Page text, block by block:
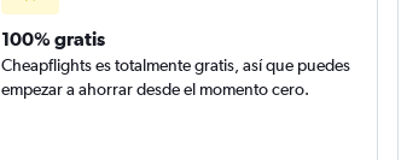
100% gratis
Cheapflights es totalmente gratis, así que puedes
empezar a ahorrar desde el momento cero.